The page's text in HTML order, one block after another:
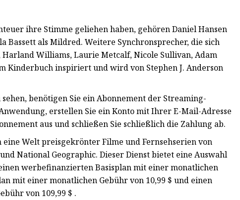
ihre Stimme geliehen haben, gehören Daniel Hansen
Bassett als Mildred. Weitere Synchronsprecher, die sich
Harland Williams, Laurie Metcalf, Nicole Sullivan, Adam
Kinderbuch inspiriert und wird von Stephen J. Anderson
benötigen Sie ein Abonnement der Streaming-
erstellen Sie ein Konto mit Ihrer E-Mail-Adresse
aus und schließen Sie schließlich die Zahlung ab.
Welt preisgekrönter Filme und Fernsehserien von
National Geographic. Dieser Dienst bietet eine Auswahl
werbefinanzierten Basisplan mit einer monatlichen
mit einer monatlichen Gebühr von 10,99 $ und einen
von 109,99 $ .